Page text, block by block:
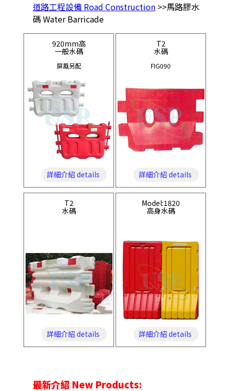
道路工程設備 Road Construction >>馬路膠水
碼 Water Barricade
920mm高
一般水碼
屏風另配
詳細介紹 details
T2
水碼
FIG090
詳細介紹 details
T2
水碼
詳細介紹 details
Model:1820
高身水碼
詳細介紹 details
最新介紹 New Products: